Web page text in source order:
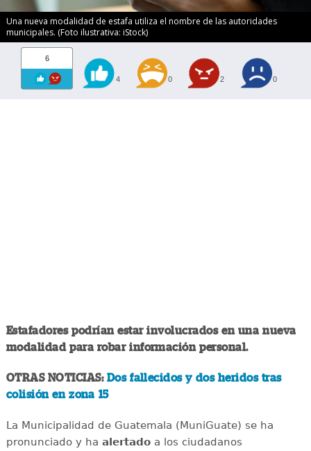
Una nueva modalidad de estafa utiliza el nombre de las autoridades
municipales. (Foto ilustrativa: iStock)
6
4 0 2 0
Estafadores podrían estar involucrados en una nueva
modalidad para robar información personal.
OTRAS NOTICIAS: Dos fallecidos y dos heridos tras
colisión en zona 15
La Municipalidad de Guatemala (MuniGuate) se ha
pronunciado y ha alertadoa los ciudadanos